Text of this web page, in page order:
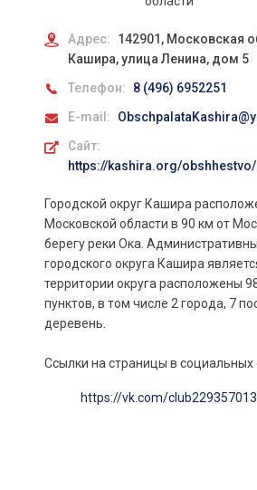
Адрес:
142901, Московская
Кашира, улица Ленина, дом 5
Телефон:
8 (496) 6952251
E-mail:
Сайт:
https://kashira.org/
Городской округ Кашира
Московской области в 90 км от
берегу реки Ока.
городского округа Кашира
территории округа расположены
пунктов, в том числе 2 города, 7
деревень.
Ссылки на страницы в социальных
https://vk.com/club229357013